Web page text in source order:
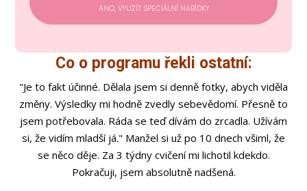
ANO, VYUŽÍT SPECIÁLNÍ NABÍDKY
Co o programu řekli ostatní:
"Je to fakt účinné. Dělala jsem si denně fotky, abych viděla
změny. Výsledky mi hodně zvedly sebevědomí. Přesně to
jsem potřebovala. Ráda se teď dívám do zrcadla. Užívám
si, že vidím mladší já." Manžel si už po 10 dnech všiml, že
se něco děje. Za 3 týdny cvičení mi lichotil kdekdo.
Pokračuji, jsem absolutně nadšená.